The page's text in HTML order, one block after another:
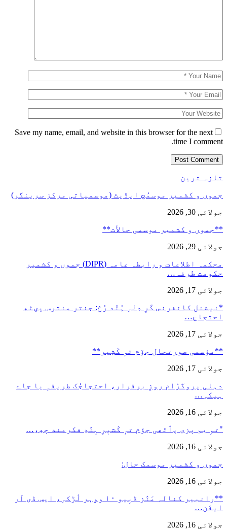
Save my name, email, and website in this browser for the next
time I comment.
تازہ ترین
جموں و کشمیر موسمُچ اپڈیٹ (موسمیاتی مرکز سرینگر)
جولائی 30, 2026
**جموں و كشمیر موسمی حالأت**
جولائی 29, 2026
محکمہ اطلاعات و رابطہ عامہ (DIPR) جموں و کشمیر
حکومت طرفہ…
جولائی 17, 2026
*نیشنل کانفرنس کَرِ دِلہِ ہُنٛد رُخ: جنتر منترس پؠٹھ
احتجاج…
جولائی 17, 2026
**مؤسمی صورتحال جۆم تہٕ کٔشِیر**
جولائی 17, 2026
دہلی پروگرٛام روزِ برقرار، احتجاجُک طریقہٕ یا جاے
ہیکہِ…
جولائی 16, 2026
"تمِ یم پزی پٲٹھی جۆم تہٕ کٔشیٖرِ ہٕنٛدِ فکرمند چھِ،…
جولائی 16, 2026
جموں و کشمیر موسمک حال:
جولائی 16, 2026
**رانبیر کنالہ مَنٛز ڈبِیو ۱۰ وۄہر لٔڑکہِ، ایس ڈی آر
ایفَن…
جولائی 16, 2026